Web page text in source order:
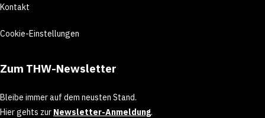
Kontakt
Cookie-Einstellungen
Zum THW-Newsletter
Bleibe immer auf dem neusten Stand.
Hier gehts zur Newsletter-Anmeldung.